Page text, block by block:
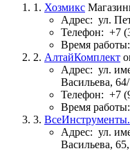
1. Хозмикс
Адрес: ул.
Телефон: +7
Время работы:
2. АлтайКомплект
Адрес: ул.
Васильева,
Телефон: +7
Время работы:
3.
Адрес: ул.
Васильева,